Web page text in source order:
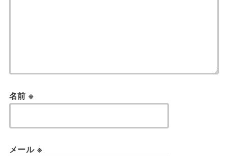
名前※
メール ※